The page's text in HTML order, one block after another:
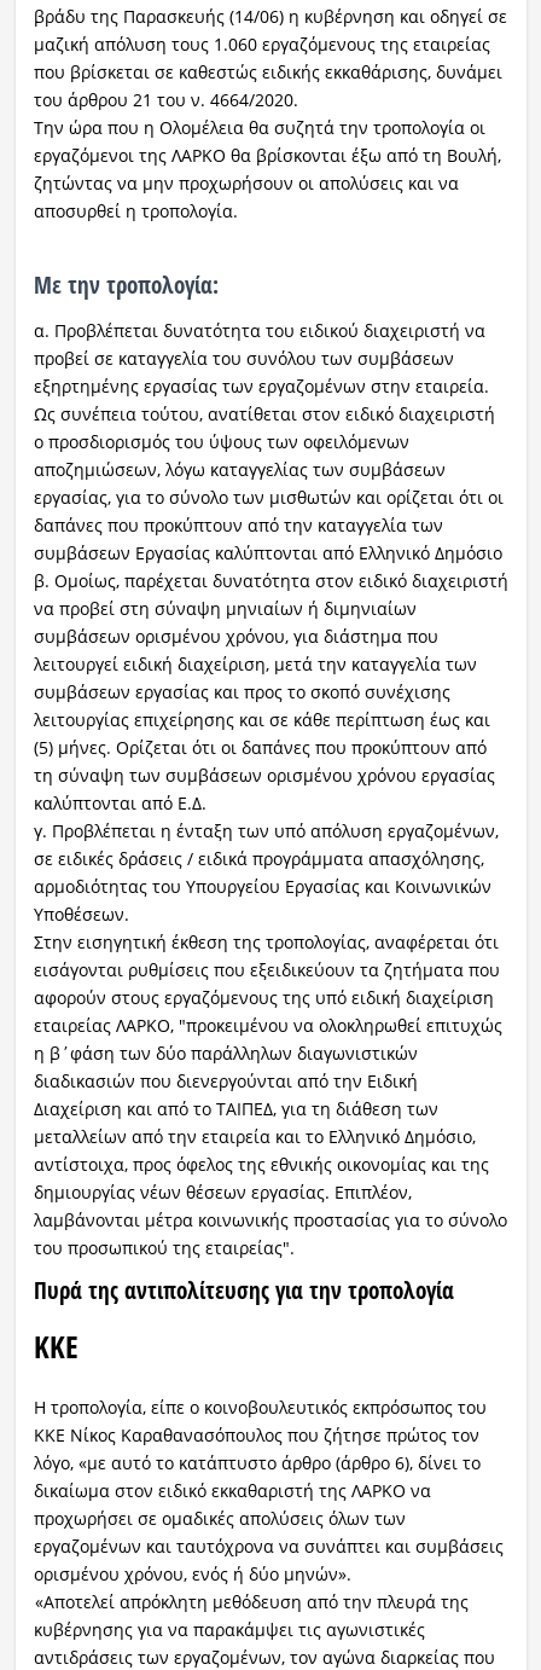
βράδυ της Παρασκευής (14/06) η κυβέρνηση και οδηγεί σε
μαζική απόλυση τους 1.060 εργαζόμενους της εταιρείας
που βρίσκεται σε καθεστώς ειδικής εκκαθάρισης, δυνάμει
του άρθρου 21 του ν. 4664/2020.
Την ώρα που η Ολομέλεια θα συζητά την τροπολογία οι
εργαζόμενοι της ΛΑΡΚΟ θα βρίσκονται έξω από τη Βουλή,
ζητώντας να μην προχωρήσουν οι απολύσεις και να
αποσυρθεί η τροπολογία.
Με την τροπολογία:
α. Προβλέπεται δυνατότητα του ειδικού διαχειριστή να
προβεί σε καταγγελία του συνόλου των συμβάσεων
εξηρτημένης εργασίας των εργαζομένων στην εταιρεία.
Ως συνέπεια τούτου, ανατίθεται στον ειδικό διαχειριστή
ο προσδιορισμός του ύψους των οφειλόμενων
αποζημιώσεων, λόγω καταγγελίας των συμβάσεων
εργασίας, για το σύνολο των μισθωτών και ορίζεται ότι οι
δαπάνες που προκύπτουν από την καταγγελία των
συμβάσεων Εργασίας καλύπτονται από Ελληνικό Δημόσιο
β. Ομοίως, παρέχεται δυνατότητα στον ειδικό διαχειριστή
να προβεί στη σύναψη μηνιαίων ή διμηνιαίων
συμβάσεων ορισμένου χρόνου, για διάστημα που
λειτουργεί ειδική διαχείριση, μετά την καταγγελία των
συμβάσεων εργασίας και προς το σκοπό συνέχισης
λειτουργίας επιχείρησης και σε κάθε περίπτωση έως και
(5) μήνες. Ορίζεται ότι οι δαπάνες που προκύπτουν από
τη σύναψη των συμβάσεων ορισμένου χρόνου εργασίας
καλύπτονται από Ε.Δ.
γ. Προβλέπεται η ένταξη των υπό απόλυση εργαζομένων,
σε ειδικές δράσεις / ειδικά προγράμματα απασχόλησης,
αρμοδιότητας του Υπουργείου Εργασίας και Κοινωνικών
Υποθέσεων.
Στην εισηγητική έκθεση της τροπολογίας, αναφέρεται ότι
εισάγονται ρυθμίσεις που εξειδικεύουν τα ζητήματα που
αφορούν στους εργαζόμενους της υπό ειδική διαχείριση
εταιρείας ΛΑΡΚΟ, "προκειμένου να ολοκληρωθεί επιτυχώς
η β΄φάση των δύο παράλληλων διαγωνιστικών
διαδικασιών που διενεργούνται από την Ειδική
Διαχείριση και από το ΤΑΙΠΕΔ, για τη διάθεση των
μεταλλείων από την εταιρεία και το Ελληνικό Δημόσιο,
αντίστοιχα, προς όφελος της εθνικής οικονομίας και της
δημιουργίας νέων θέσεων εργασίας. Επιπλέον,
λαμβάνονται μέτρα κοινωνικής προστασίας για το σύνολο
του προσωπικού της εταιρείας".
Πυρά της αντιπολίτευσης για την τροπολογία
ΚΚΕ
Η τροπολογία, είπε ο κοινοβουλευτικός εκπρόσωπος του
ΚΚΕ Νίκος Καραθανασόπουλος που ζήτησε πρώτος τον
λόγο, «με αυτό το κατάπτυστο άρθρο (άρθρο 6), δίνει το
δικαίωμα στον ειδικό εκκαθαριστή της ΛΑΡΚΟ να
προχωρήσει σε ομαδικές απολύσεις όλων των
εργαζομένων και ταυτόχρονα να συνάπτει και συμβάσεις
ορισμένου χρόνου, ενός ή δύο μηνών».
«Αποτελεί απρόκλητη μεθόδευση από την πλευρά της
κυβέρνησης για να παρακάμψει τις αγωνιστικές
αντιδράσεις των εργαζομένων, τον αγώνα διαρκείας που